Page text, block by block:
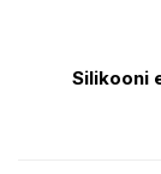
Silikooni